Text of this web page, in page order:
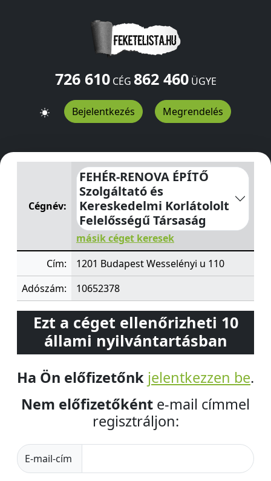
726 610CÉG 862 460ÜGYE
Bejelentkezés Megrendelés
FEHÉR-RENOVA ÉPÍTŐ Szolgáltató és Kereskedelmi
Cégnév:
FEHÉR-RENOVA ÉPÍTŐ
Szolgáltató és
Kereskedelmi Korlátololt
Felelősségű Társaság
másik céget keresek
Cím:
1201 Budapest Wesselényi u 110
Adószám:
10652378
Ezt a céget ellenőrizheti 10
állami nyilvántartásban
Ha Ön előfizetőnk jelentkezzen be.
Nem előfizetőként e-mail címmel
regisztráljon:
E-mail-cím